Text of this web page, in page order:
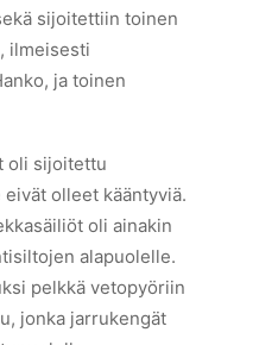
sijoitettiin toinen
ilmeisesti
ja toinen
oli sijoitettu
olleet kääntyviä.
oli ainakin
alapuolelle.
pelkkä vetopyöriin
jonka jarrukengät